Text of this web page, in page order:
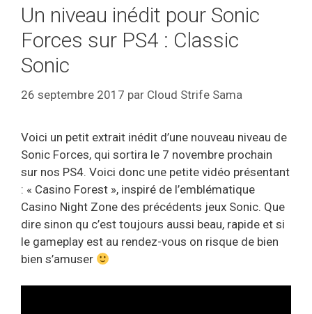
Un niveau inédit pour Sonic
Forces sur PS4 : Classic
Sonic
26 septembre 2017 par Cloud Strife Sama
Voici un petit extrait inédit d’une nouveau niveau de
Sonic Forces, qui sortira le 7 novembre prochain
sur nos PS4. Voici donc une petite vidéo présentant
: « Casino Forest », inspiré de l’emblématique
Casino Night Zone des précédents jeux Sonic. Que
dire sinon qu c’est toujours aussi beau, rapide et si
le gameplay est au rendez-vous on risque de bien
bien s’amuser